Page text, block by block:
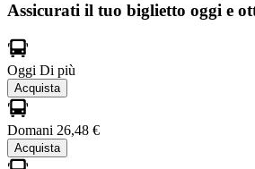
Assicurati il ​​tuo biglietto oggi e
Oggi Di più
Acquista
Domani 26,48 €
Acquista